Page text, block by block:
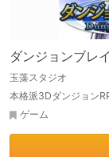
ダンジョンブレ
玉藻スタジオ
本格派3Dダンジョン
ゲーム